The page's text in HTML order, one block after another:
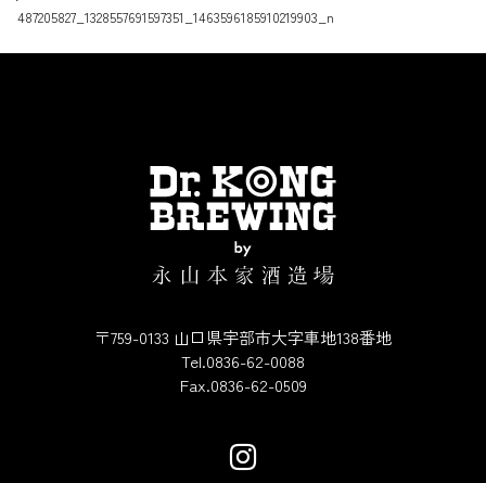
487205827_1328557691597351_1463596185910219903_n
〒759-0133 山口県宇部市大字車地138番地
Tel.0836-62-0088
Fax.0836-62-0509